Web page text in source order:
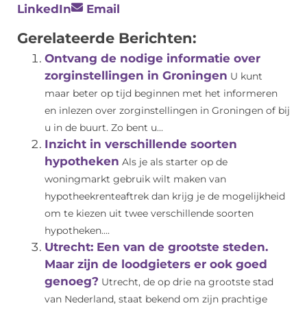
LinkedIn
Email
Gerelateerde Berichten:
Ontvang de nodige informatie over
zorginstellingen in Groningen U kunt
maar beter op tijd beginnen met het informeren
en inlezen over zorginstellingen in Groningen of bij
u in de buurt. Zo bent u...
Inzicht in verschillende soorten
hypotheken Als je als starter op de
woningmarkt gebruik wilt maken van
hypotheekrenteaftrek dan krijg je de mogelijkheid
om te kiezen uit twee verschillende soorten
hypotheken....
Utrecht: Een van de grootste steden.
Maar zijn de loodgieters er ook goed
genoeg? Utrecht, de op drie na grootste stad
van Nederland, staat bekend om zijn prachtige